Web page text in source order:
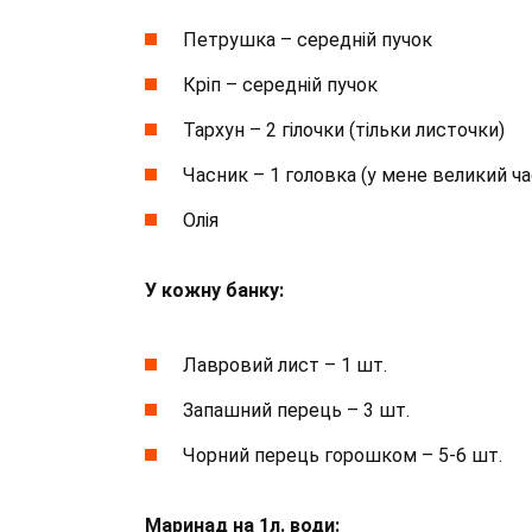
Петрушка – середній пучок
Кріп – середній пучок
Тархун – 2 гілочки (тільки листочки)
Часник – 1 головка (у мене великий
Олія
У кожну банку:
Лавровий лист – 1 шт.
Запашний перець – 3 шт.
Чорний перець горошком – 5-6 шт.
Маринад на 1л. води: